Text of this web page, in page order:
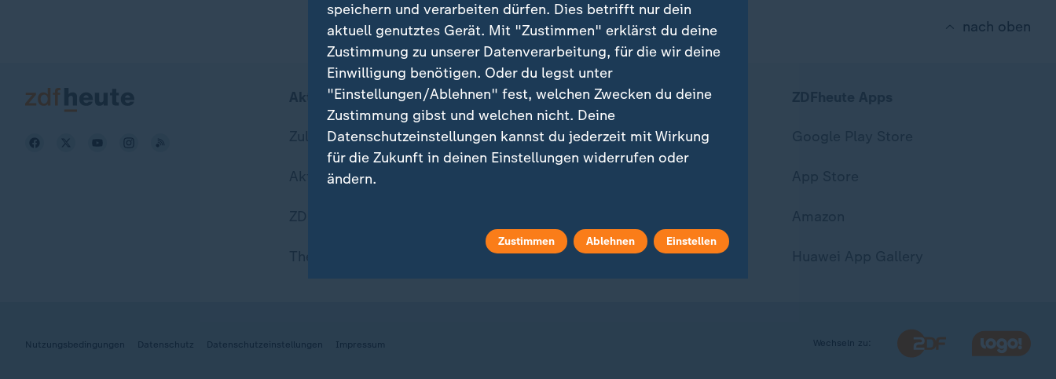
nach oben
Aktuell bei ZDFheute
Zuletzt veröffentlicht
Aktuelle Sendungs-Videos
ZDFheute Update
E-Mail-Newsletter
ZDFheute Update Archiv
Nutzungsbedingungen Datenschutz Datenschutzeinstellungen Impressum Wechseln zu:
speichern und verarbeiten dürfen. Dies betrifft nur dein
aktuell genutztes Gerät. Mit "Zustimmen" erklärst du deine
Zustimmung zu unserer Datenverarbeitung, für die wir deine
Einwilligung benötigen. Oder du legst unter
"Einstellungen/Ablehnen" fest, welchen Zwecken du deine
Zustimmung gibst und welchen nicht. Deine
Datenschutzeinstellungen kannst du jederzeit mit Wirkung
für die Zukunft in deinen Einstellungen widerrufen oder
ändern.
Weitere Informationen findest du in unserer
Zustimmen Ablehnen Einstellen